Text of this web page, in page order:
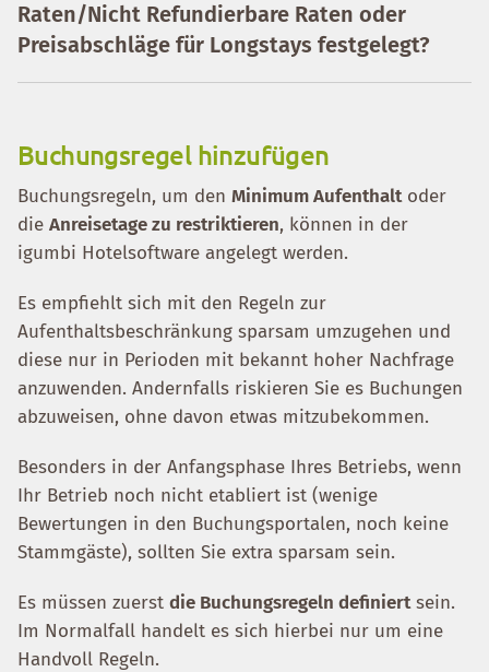
Raten/Nicht Refundierbare Raten oder
Preisabschläge für Longstays festgelegt?
Buchungsregel hinzufügen
Buchungsregeln, um den Minimum Aufenthaltoder
die Anreisetage zu restriktieren, können in der
igumbi Hotelsoftware angelegt werden.
Es empfiehlt sich mit den Regeln zur
Aufenthaltsbeschränkung sparsam umzugehen und
diese nur in Perioden mit bekannt hoher Nachfrage
anzuwenden. Andernfalls riskieren Sie es Buchungen
abzuweisen, ohne davon etwas mitzubekommen.
Besonders in der Anfangsphase Ihres Betriebs, wenn
Ihr Betrieb noch nicht etabliert ist (wenige
Bewertungen in den Buchungsportalen, noch keine
Stammgäste), sollten Sie extra sparsam sein.
Es müssen zuerst die Buchungsregeln definiertsein.
Im Normalfall handelt es sich hierbei nur um eine
Handvoll Regeln.